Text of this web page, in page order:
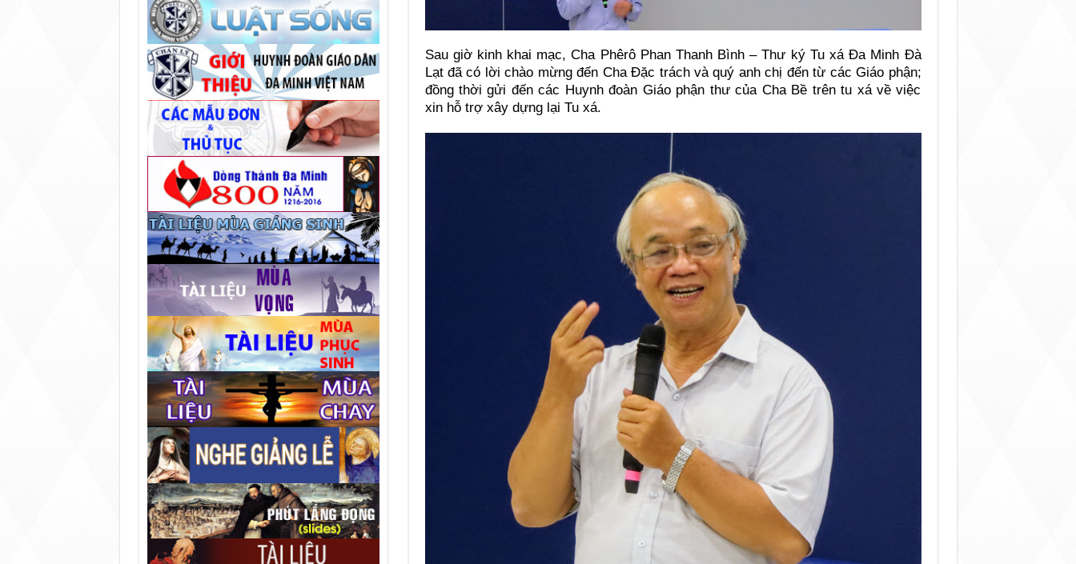
Sau giờ kinh khai mạc, Cha Phêrô Phan Thanh Bình – Thư ký Tu xá Đa Minh Đà
Lạt đã có lời chào mừng đến Cha Đặc trách và quý anh chị đến từ các Giáo phận;
đồng thời gửi đến các Huynh đoàn Giáo phận thư của Cha Bề trên tu xá về việc
xin hỗ trợ xây dựng lại Tu xá.